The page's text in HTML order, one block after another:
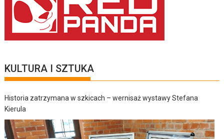
KULTURA I SZTUKA
Historia zatrzymana w szkicach – wernisaż wystawy Stefana
Kierula